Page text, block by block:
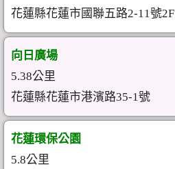
花蓮縣花蓮市國聯五路2-11號2F
向日廣場
5.38公里
花蓮縣花蓮市港濱路35-1號
花蓮環保公園
5.8公里